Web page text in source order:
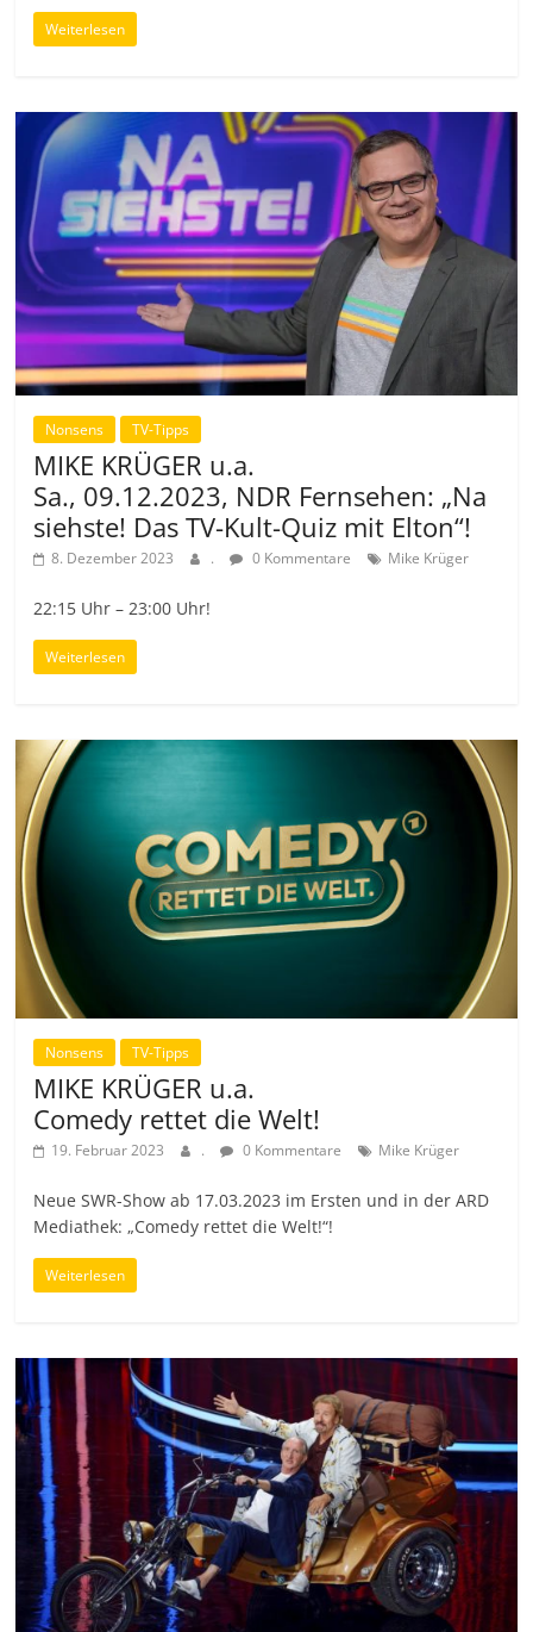
Weiterlesen
Nonsens TV-Tipps
MIKE KRÜGER u.a.
Sa., 09.12.2023, NDR Fernsehen: „Na
siehste! Das TV-Kult-Quiz mit Elton“!
8. Dezember 2023 . 0 Kommentare Mike Krüger
22:15 Uhr – 23:00 Uhr!
Weiterlesen
Nonsens TV-Tipps
MIKE KRÜGER u.a.
Comedy rettet die Welt!
19. Februar 2023 . 0 Kommentare Mike Krüger
Neue SWR-Show ab 17.03.2023 im Ersten und in der ARD
Mediathek: „Comedy rettet die Welt!“!
Weiterlesen